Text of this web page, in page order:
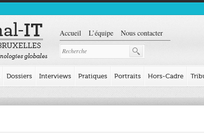
Accueil L’équipe Nous contacter
Dossiers Interviews Pratiques Portraits Hors-Cadre